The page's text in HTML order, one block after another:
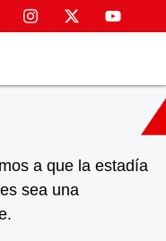
a que la estadía
sea una